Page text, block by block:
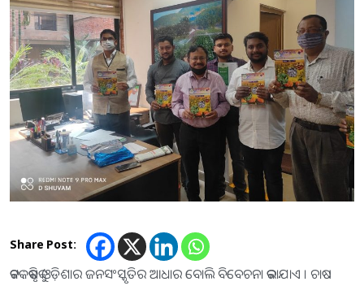
Share Post:
କଟକ : କୃଷିକୁ ଓଡ଼ିଶାର ଜନସଂସ୍କୃତିର ଆଧାର ବୋଲି ବିବେଚନା କରାଯାଏ । ଚାଷ